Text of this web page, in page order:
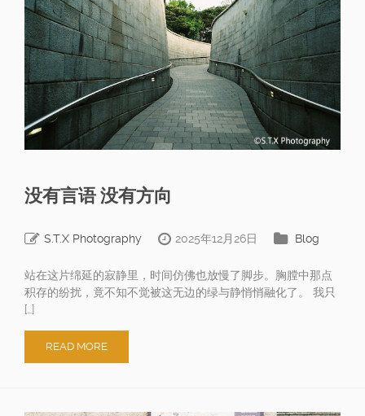
没有言语 没有方向
S.T.X Photography 2025年12月26日 Blog
站在这片绵延的寂静里，时间仿佛也放慢了脚步。胸膛中那点
积存的纷扰，竟不知不觉被这无边的绿与静悄悄融化了。 我只
[…]
READ MORE